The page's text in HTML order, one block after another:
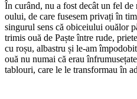
În curând, nu a fost decât un fel
oului, de care fusesem privați în
singurul sens că obiceiului ouălor
trimis ouă de Paște între rude,
cu roșu, albastru și le-am
ouă nu numai că erau
tablouri, care le le transformau în